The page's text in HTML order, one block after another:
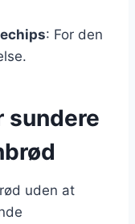
: For den
sundere
uden at